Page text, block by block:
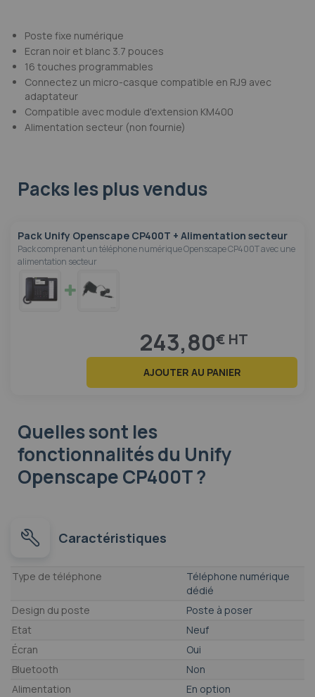
Poste fixe numérique
Ecran noir et blanc 3.7 pouces
16 touches programmables
Connectez un micro-casque compatible en RJ9 avec
adaptateur
Compatible avec module d'extension KM400
Alimentation secteur (non fournie)
Packs les plus vendus
Pack Unify Openscape CP400T + Alimentation secteur
Pack comprenant un téléphone numérique Openscape CP400T avec une
alimentation secteur
243,80€
AJOUTER AU PANIER
Quelles sont les
fonctionnalitésdu Unify
Openscape CP400T ?
Caractéristiques
Caractéristiques
Type de téléphone
Téléphone numérique
dédié
Design du poste
Poste à poser
Etat
Neuf
Écran
Oui
Bluetooth
Non
Alimentation
En option